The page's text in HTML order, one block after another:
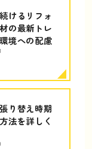
けるリフォ
の最新トレ
境への配慮
り替え時期
法を詳しく